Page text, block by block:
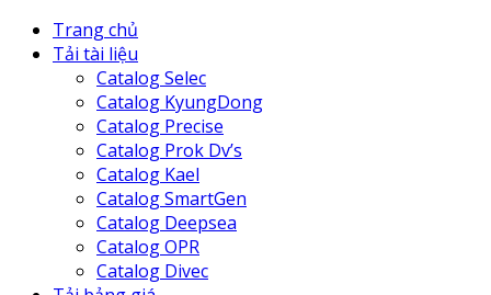
Trang chủ
Tải tài liệu
Catalog Selec
Catalog KyungDong
Catalog Precise
Catalog Prok Dv’s
Catalog Kael
Catalog SmartGen
Catalog Deepsea
Catalog OPR
Catalog Divec